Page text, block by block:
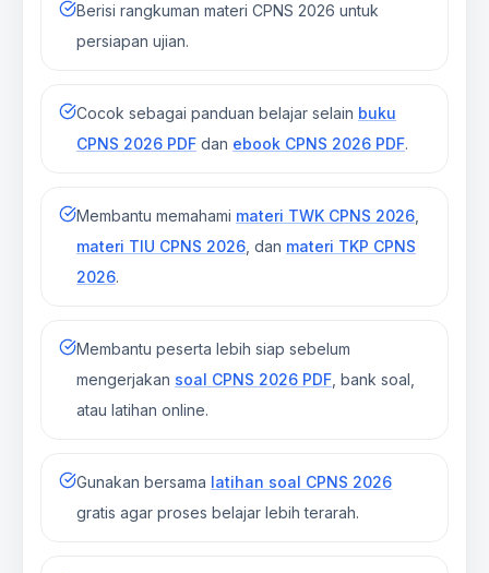
Berisi rangkuman materi CPNS 2026 untuk
persiapan ujian.
Cocok sebagai panduan belajar selain buku
CPNS 2026 PDF dan ebook CPNS 2026 PDF.
Membantu memahami materi TWK CPNS 2026
materi TIU CPNS 2026 , dan materi TKP CPNS
2026.
Membantu peserta lebih siap sebelum
mengerjakan soal CPNS 2026 PDF , bank soal,
atau latihan online.
Gunakan bersama latihan soal CPNS 2026
gratis agar proses belajar lebih terarah.